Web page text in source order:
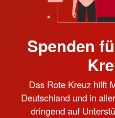
Spenden
Das Rote Kreuz hilft
Deutschland und in
dringend auf